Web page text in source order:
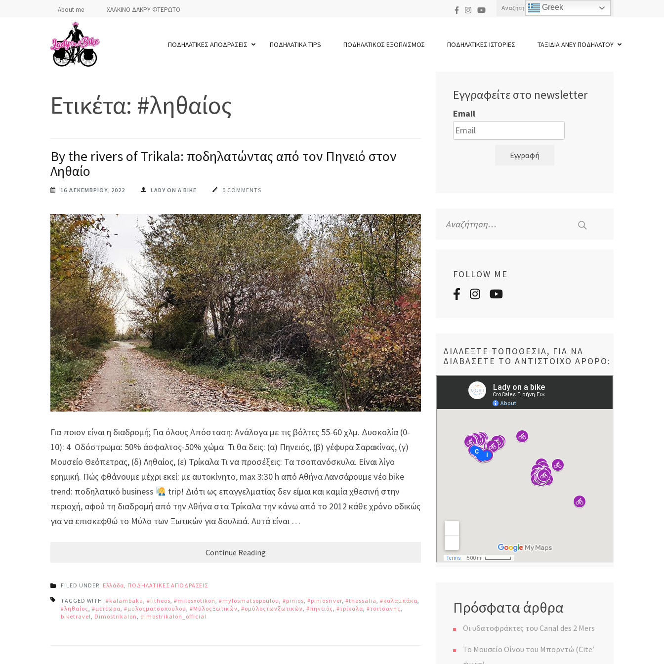
About me ΧΑΛΚΙΝΟ ΔΑΚΡΥ ΦΤΕΡΩΤΟ
Αναζήτηση
ΠΟΔΗΛΑΤΙΚΕΣ ΑΠΟΔΡΑΣΕΙΣ ΠΟΔΗΛΑΤΙΚΑ TIPS ΠΟΔΗΛΑΤΙΚΟΣ ΕΞΟΠΛΙΣΜΟΣ ΠΟΔΗΛΑΤΙΚΕΣ ΙΣΤΟΡΙΕΣ ΤΑΞΙΔΙΑ ΑΝΕΥ ΠΟΔΗΛΑΤΟΥ
Ετικέτα: #ληθαίος
By the rivers of Trikala: ποδηλατώντας από τον Πηνειό στον
Ληθαίο
16 ΔΕΚΕΜΒΡΊΟΥ, 2022 LADY ON A BIKE 0 COMMENTS
Για ποιον είναι η διαδρομή; Για όλους Απόσταση: Ανάλογα με τις βόλτες 55-60 χλμ. Δυσκολία (0-
10): 4 Οδόστρωμα: 50% άσφαλτος-50% χώμα Τι θα δεις: (α) Πηνειός, (β) γέφυρα Σαρακίνας, (γ)
Μουσείο Θεόπετρας, (δ) Ληθαίος, (ε) Τρίκαλα Τι να προσέξεις: Τα τσοπανόσκυλα. Είναι λίγο
ερημική. Πώς φθάνουμε μέχρι εκεί: με αυτοκίνητο, max 3:30 h από Αθήνα Λανσάρουμε νέο bike
trend: ποδηλατικό business
trip! Διότι ως επαγγελματίας δεν είμαι και καμία χθεσινή στην
περιοχή, αφού τη διαδρομή από την Αθήνα στα Τρίκαλα την κάνω από το 2012 κάθε χρόνο οδικώς
για να επισκεφθώ το Μύλο των Ξωτικών για δουλειά. Αυτά είναι …
Continue Reading
FILED UNDER: Ελλάδα, ΠΟΔΗΛΑΤΙΚΕΣ ΑΠΟΔΡΑΣΕΙΣ
TAGGED WITH: #kalambaka, #litheos, #milosxotikon, #mylosmatsopoulou, #pinios, #piniosriver, #thessalia, #καλαμπάκα,
#ληθαίος, #μετέωρα, #μυλοςματσοπουλου, #ΜύλοςΞωτικών, #ομύλοςτωνξωτικών, #πηνειός, #τρίκαλα, #τσιτσανης,
biketravel, Dimostrikalon, dimostrikalon_official
Εγγραφείτε στο newsletter
Email
Εγγραφή
για:
FOLLOW ME
ΔΙΑΛΈΞΤΕ ΤΟΠΟΘΕΣΊΑ, ΓΙΑ ΝΑ
ΔΙΑΒΆΣΕΤΕ ΤΟ ΑΝΤΊΣΤΟΙΧΟ ΆΡΘΡΟ:
Πρόσφατα άρθρα
Οι υδατοφράκτες του Canal des 2 Mers
Το Μουσείο Οίνου του Μπορντώ (Cite’
Greek